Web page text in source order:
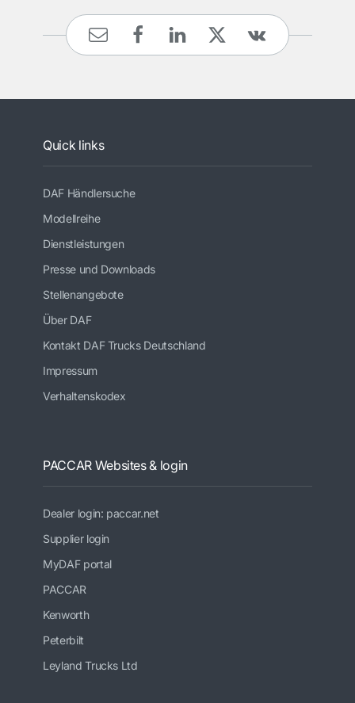
Quick links
DAF Händlersuche
Modellreihe
Dienstleistungen
Presse und Downloads
Stellenangebote
Über DAF
Kontakt DAF Trucks Deutschland
Impressum
Verhaltenskodex
PACCAR Websites & login
Dealer login: paccar.net
Supplier login
MyDAF portal
PACCAR
Kenworth
Peterbilt
Leyland Trucks Ltd